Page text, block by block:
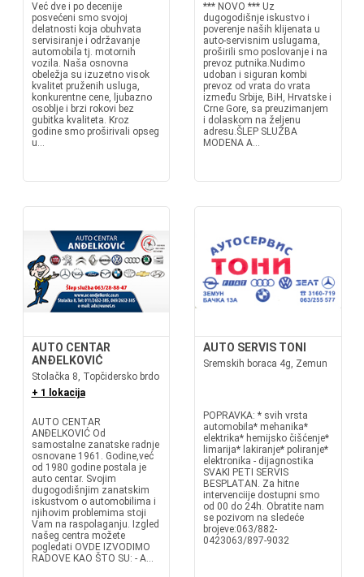
Već dve i po decenije
posvećeni smo svojoj
delatnosti koja obuhvata
servisiranje i održavanje
automobila tj. motornih
vozila. Naša osnovna
obeležja su izuzetno visok
kvalitet pruženih usluga,
konkurentne cene, ljubazno
osoblje i brzi rokovi bez
gubitka kvaliteta. Kroz
godine smo proširivali opseg
u...
*** NOVO *** Uz
dugogodišnje iskustvo i
poverenje naših klijenata u
auto-servisnim uslugama,
proširili smo poslovanje i na
prevoz putnika.Nudimo
udoban i siguran kombi
prevoz od vrata do vrata
između Srbije, BiH, Hrvatske i
Crne Gore, sa preuzimanjem
i dolaskom na željenu
adresu.ŠLEP SLUŽBA
MODENA A...
AUTO CENTAR
ANĐELKOVIĆ
Stolačka 8, Topčidersko brdo
+ 1 lokacija
AUTO CENTAR
ANĐELKOVIĆ Od
samostalne zanatske radnje
osnovane 1961. Godine,već
od 1980 godine postala je
auto centar. Svojim
dugogodišnjim zanatskim
iskustvom o automobilima i
njihovim problemima stoji
Vam na raspolaganju. Izgled
našeg centra možete
pogledati OVDE IZVODIMO
RADOVE KAO ŠTO SU: - A...
AUTO SERVIS TONI
Sremskih boraca 4g, Zemun
POPRAVKA: * svih vrsta
automobila* mehanika*
elektrika* hemijsko čišćenje*
limarija* lakiranje* poliranje*
elektronika - dijagnostika
SVAKI PETI SERVIS
BESPLATAN. Za hitne
intervenciije dostupni smo
od 00 do 24h. Obratite nam
se pozivom na sledeće
brojeve:063/882-
0423063/897-9032